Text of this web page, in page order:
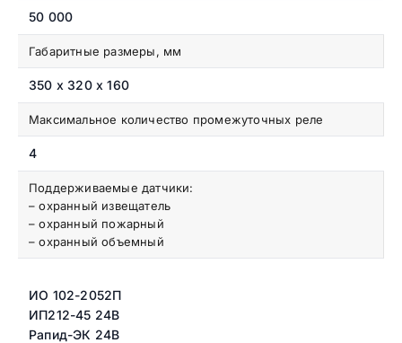
50 000
Габаритные размеры, мм
350 x 320 x 160
Максимальное количество промежуточных реле
4
Поддерживаемые датчики:
– охранный извещатель
– охранный пожарный
– охранный объемный
ИО 102-2052П
ИП212-45 24В
Рапид-ЭК 24В